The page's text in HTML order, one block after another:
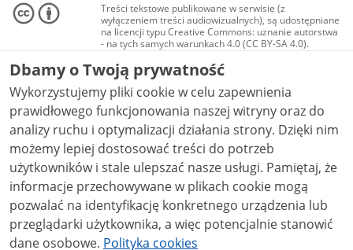
Treści tekstowe publikowane w serwisie (z
wyłączeniem treści audiowizualnych), są udostępniane
na licencji typu Creative Commons: uznanie autorstwa
- na tych samych warunkach 4.0 (CC BY-SA 4.0).
Materiały audiowizualne, w tym zdjęcia, materiały
audio i wideo, są udostępniane na licencji typu
Creative Commons: uznanie autorstwa użycie
niekomercyjne - bez utworów zależnych 4.0 (CC BY-
NC-ND 4.0), o ile nie jest to stwierdzone inaczej.
Dbamy o Twoją prywatność
Wykorzystujemy pliki cookie w celu zapewnienia
prawidłowego funkcjonowania naszej witryny oraz do
analizy ruchu i optymalizacji działania strony. Dzięki nim
możemy lepiej dostosować treści do potrzeb
użytkowników i stale ulepszać nasze usługi. Pamiętaj, że
informacje przechowywane w plikach cookie mogą
pozwalać na identyfikację konkretnego urządzenia lub
przeglądarki użytkownika, a więc potencjalnie stanowić
dane osobowe. Polityka cookies